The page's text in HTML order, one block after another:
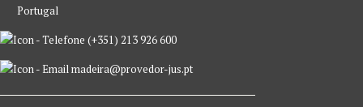
Portugal
(+351) 213 926 600
madeira@provedor-jus.pt